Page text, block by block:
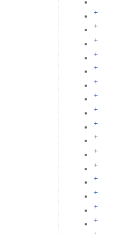
+
+
+
+
+
+
+
+
+
+
+
+
+
+
+
+